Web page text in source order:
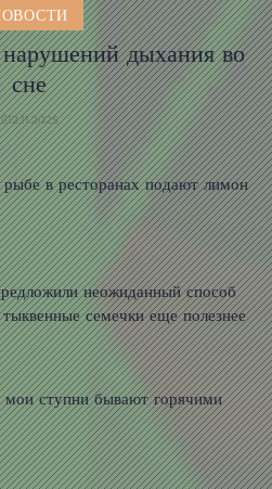
дыхания во
сне
12.11.2025
в ресторанах подают лимон
неожиданный способ
тыквенные семечки еще полезнее
ступни бывают горячими